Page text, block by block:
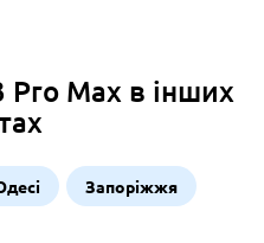
Max в інших
Запоріжжя